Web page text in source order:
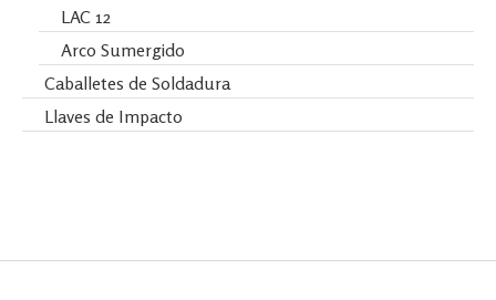
LAC 12
Arco Sumergido
Caballetes de Soldadura
Llaves de Impacto